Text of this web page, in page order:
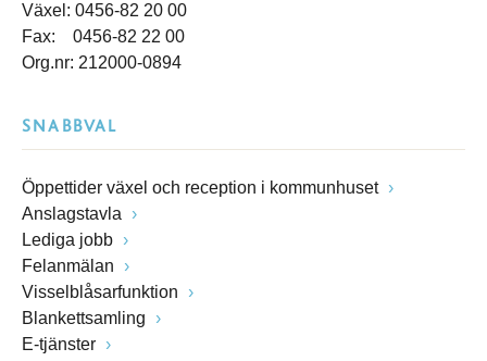
Växel: 0456-82 20 00
Fax: 0456-82 22 00
Org.nr: 212000-0894
SNABBVAL
Öppettider växel och reception i kommunhuset
Anslagstavla
Lediga jobb
Felanmälan
Visselblåsarfunktion
Blankettsamling
E-tjänster